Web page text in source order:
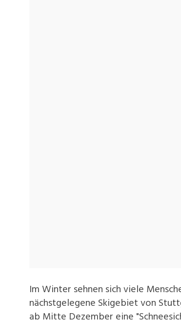
Im Winter sehnen sich viele
nächstgelegene Skigebiet von
ab Mitte Dezember eine